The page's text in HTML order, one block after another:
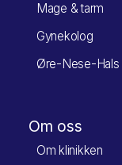
Mage & tarm
Gynekolog
Øre-Nese-Hals
Om oss
Om klinikken